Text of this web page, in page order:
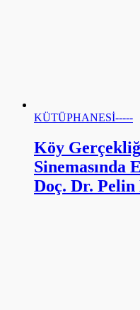
KÜTÜPHANESİ-----
Köy
Sinemasında
Doç. Dr.